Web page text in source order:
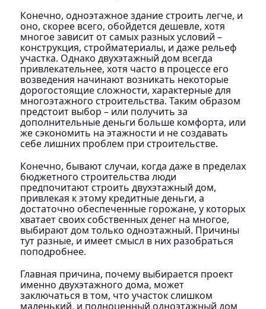
Конечно, одноэтажное здание строить легче, и
оно, скорее всего, обойдется дешевле, хотя
многое зависит от самых разных условий –
конструкция, стройматериалы, и даже рельеф
участка. Однако двухэтажный дом всегда
привлекательнее, хотя часто в процессе его
возведения начинают возникать некоторые
дорогостоящие сложности, характерные для
многоэтажного строительства. Таким образом
предстоит выбор – или получить за
дополнительные деньги больше комфорта, или
же сэкономить на этажности и не создавать
себе лишних проблем при строительстве.
Конечно, бывают случаи, когда даже в пределах
бюджетного строительства люди
предпочитают строить двухэтажный дом,
привлекая к этому кредитные деньги, а
достаточно обеспеченные горожане, у которых
хватает своих собственных денег на многое,
выбирают дом только одноэтажный. Причины
тут разные, и имеет смысл в них разобраться
поподробнее.
Главная причина, почему выбирается проект
именно двухэтажного дома, может
заключаться в том, что участок слишком
маленький, и полноценный одноэтажный дом